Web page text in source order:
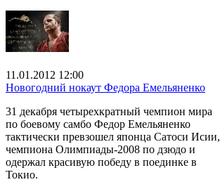
11.01.2012 12:00
Новогодний нокаут Федора Емельяненко
31 декабря четырехкратный чемпион мира
по боевому самбо Федор Емельяненко
тактически превзошел японца Сатоси Исии,
чемпиона Олимпиады-2008 по дзюдо и
одержал красивую победу в поединке в
Токио.